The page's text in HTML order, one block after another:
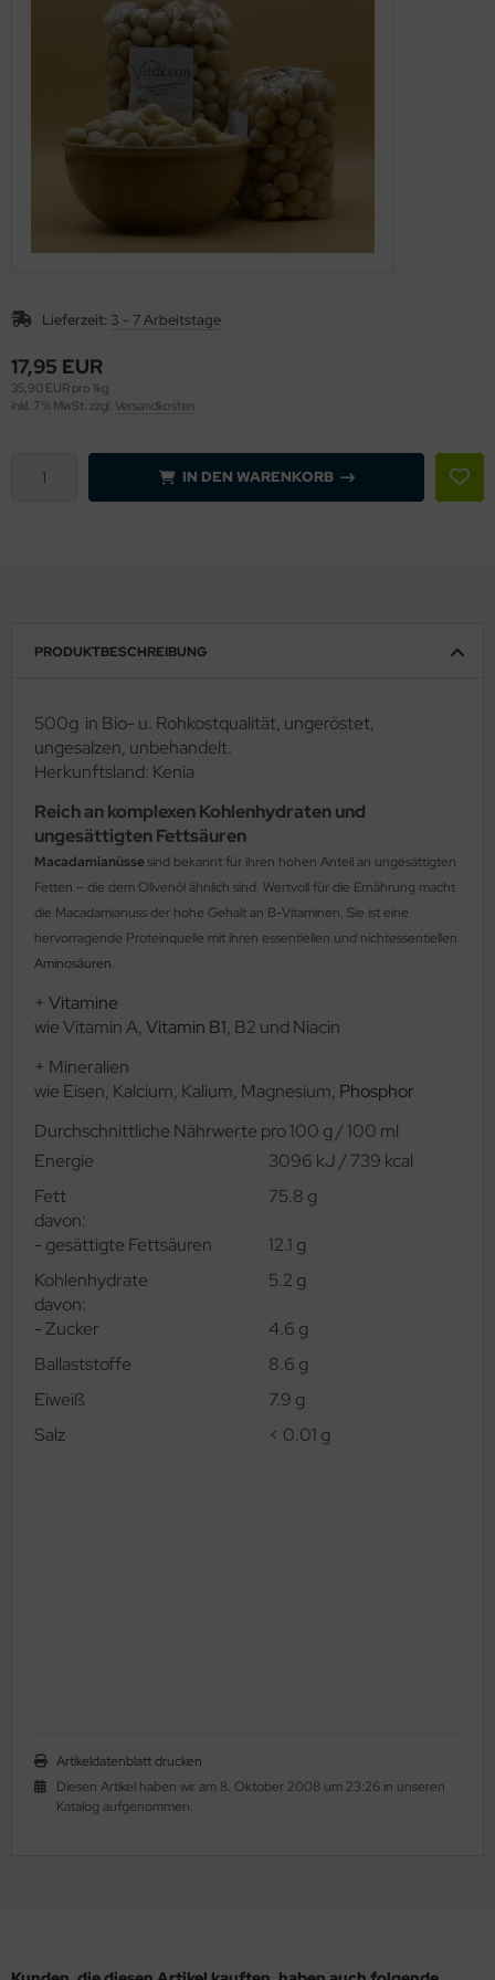
Lieferzeit: 3 - 7 Arbeitstage
17,95 EUR
35,90 EUR pro 1kg
inkl. 7 % MwSt. zzgl. Versandkosten
IN DEN WARENKORB
PRODUKTBESCHREIBUNG
500g in Bio- u. Rohkostqualität, ungeröstet,
ungesalzen, unbehandelt.
Herkunftsland: Kenia
Reich an komplexen Kohlenhydraten und
ungesättigten Fettsäuren
Macadamianüssesind bekannt für ihren hohen Anteil an ungesättigten
Fetten – die dem Olivenöl ähnlich sind. Wertvoll für die Ernährung macht
die Macadamianuss der hohe Gehalt an B-Vitaminen. Sie ist eine
hervorragende Proteinquelle mit ihren essentiellen und nichtessentiellen
Aminosäuren.
+ Vitamine
wie Vitamin A,Vitamin B1, B2 und Niacin
+ Mineralien
wie Eisen, Kalcium, Kalium, Magnesium, Phosphor
Durchschnittliche Nährwerte pro 100 g / 100 ml
Energie
3096 kJ / 739 kcal
Fett
davon:
- gesättigte Fettsäuren
75.8 g
12.1 g
Kohlenhydrate
davon:
- Zucker
5.2 g
4.6 g
Ballaststoffe
8.6 g
Eiweiß
7.9 g
Salz
< 0.01 g
Artikeldatenblatt drucken
Diesen Artikel haben wir am 8. Oktober 2008 um 23:26 in unseren
Katalog aufgenommen.
und Knäckebrot in Rohkostqualität
Lebensmittel, verschiedene Produkte
Vitakeimerzeugnisse